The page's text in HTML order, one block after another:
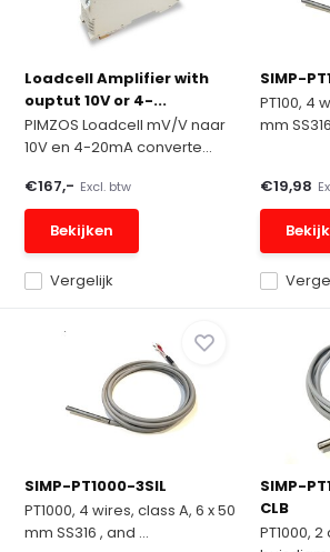
Loadcell Amplifier with
ouptut 10V or 4-...
PIMZOS Loadcell mV/V naar
10V en 4-20mA converte...
Vergelijk
€167,- Excl. btw
Bekijken
SIMP-
PT100, 4
mm
€19,98
SIMP-PT1000-3SIL
PT1000, 4 wires, class A, 6 x 50
mm SS316 , and ...
SIMP-
CLB
PT1000,